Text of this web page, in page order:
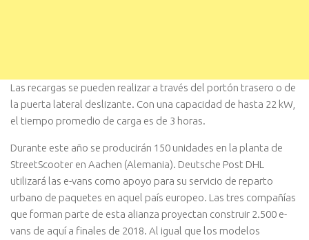
Las recargas se pueden realizar a través del portón trasero o de
la puerta lateral deslizante. Con una capacidad de hasta 22 kW,
el tiempo promedio de carga es de 3 horas.
Durante este año se producirán 150 unidades en la planta de
StreetScooter en Aachen (Alemania). Deutsche Post DHL
utilizará las e-vans como apoyo para su servicio de reparto
urbano de paquetes en aquel país europeo. Las tres compañías
que forman parte de esta alianza proyectan construir 2.500 e-
vans de aquí a finales de 2018. Al igual que los modelos